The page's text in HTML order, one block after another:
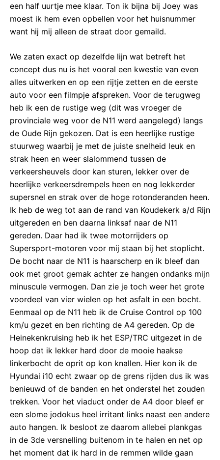
een half uurtje mee klaar. Ton ik bijna bij Joey was
moest ik hem even opbellen voor het huisnummer
want hij mij alleen de straat door gemaild.
We zaten exact op dezelfde lijn wat betreft het
concept dus nu is het vooral een kwestie van even
alles uitwerken en op een rijtje zetten en de eerste
auto voor een filmpje afspreken. Voor de terugweg
heb ik een de rustige weg (dit was vroeger de
provinciale weg voor de N11 werd aangelegd) langs
de Oude Rijn gekozen. Dat is een heerlijke rustige
stuurweg waarbij je met de juiste snelheid leuk en
strak heen en weer slalommend tussen de
verkeersheuvels door kan sturen, lekker over de
heerlijke verkeersdrempels heen en nog lekkerder
supersnel en strak over de hoge rotonderanden heen.
Ik heb de weg tot aan de rand van Koudekerk a/d Rijn
uitgereden en ben daarna linksaf naar de N11
gereden. Daar had ik twee motorrijders op
Supersport-motoren voor mij staan bij het stoplicht.
De bocht naar de N11 is haarscherp en ik bleef dan
ook met groot gemak achter ze hangen ondanks mijn
minuscule vermogen. Dan zie je toch weer het grote
voordeel van vier wielen op het asfalt in een bocht.
Eenmaal op de N11 heb ik de Cruise Control op 100
km/u gezet en ben richting de A4 gereden. Op de
Heinekenkruising heb ik het ESP/TRC uitgezet in de
hoop dat ik lekker hard door de mooie haakse
linkerbocht de oprit op kon knallen. Hier kon ik de
Hyundai i10 echt zwaar op de grens rijden dus ik was
benieuwd of de banden en het onderstel het zouden
trekken. Voor het viaduct onder de A4 door bleef er
een slome jodokus heel irritant links naast een andere
auto hangen. Ik besloot ze daarom allebei plankgas
in de 3de versnelling buitenom in te halen en net op
het moment dat ik hard in de remmen wilde gaan